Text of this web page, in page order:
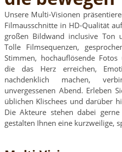
Unsere Multi-Visionen
Filmausschnitte in HD-Qualität
großen Bildwand inclusive Ton
Tolle Filmsequenzen,
Stimmen, hochauflösende
die das Herz erreichen,
nachdenklich machen,
unvergessenen Abend. Erleben
üblichen Klischees und darüber
Die Akteure stehen dabei
gestalten Ihnen eine kurzweilige,